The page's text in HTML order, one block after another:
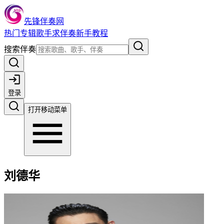
先锋伴奏网
热门 专辑歌手求伴奏新手教程
搜索伴奏
登录
打开移动菜单
刘德华